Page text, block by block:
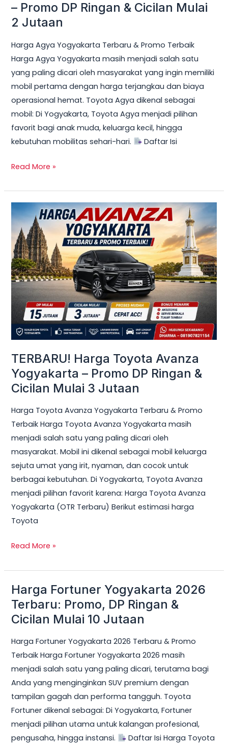
– Promo DP Ringan & Cicilan Mulai
2 Jutaan
Harga Agya Yogyakarta Terbaru & Promo Terbaik
Harga Agya Yogyakarta masih menjadi salah satu
yang paling dicari oleh masyarakat yang ingin memiliki
mobil pertama dengan harga terjangkau dan biaya
operasional hemat. Toyota Agya dikenal sebagai
mobil: Di Yogyakarta, Toyota Agya menjadi pilihan
favorit bagi anak muda, keluarga kecil, hingga
kebutuhan mobilitas sehari-hari.
Daftar Isi
Jutaan
Read More »
TERBARU! Harga Toyota Avanza
Yogyakarta – Promo DP Ringan &
Cicilan Mulai 3 Jutaan
Harga Toyota Avanza Yogyakarta Terbaru & Promo
Terbaik Harga Toyota Avanza Yogyakarta masih
menjadi salah satu yang paling dicari oleh
masyarakat. Mobil ini dikenal sebagai mobil keluarga
sejuta umat yang irit, nyaman, dan cocok untuk
berbagai kebutuhan. Di Yogyakarta, Toyota Avanza
menjadi pilihan favorit karena: Harga Toyota Avanza
Yogyakarta (OTR Terbaru) Berikut estimasi harga
Toyota
TERBARU!
Harga
Toyota
Avanza
Yogyakarta
–
Promo
DP
Ringan
&
Mulai
3
Jutaan
Read More »
Harga Fortuner Yogyakarta 2026
Terbaru: Promo, DP Ringan &
Cicilan Mulai 10 Jutaan
Harga Fortuner Yogyakarta 2026 Terbaru & Promo
Terbaik Harga Fortuner Yogyakarta 2026 masih
menjadi salah satu yang paling dicari, terutama bagi
Anda yang menginginkan SUV premium dengan
tampilan gagah dan performa tangguh. Toyota
Fortuner dikenal sebagai: Di Yogyakarta, Fortuner
menjadi pilihan utama untuk kalangan profesional,
pengusaha, hingga instansi.
Daftar Isi Harga Toyota
Harga
Fortuner
Yogyakarta
Terbaru:
Promo,
DP
Ringan
&
Cicilan
Mulai
10